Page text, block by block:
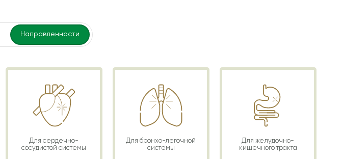
Направленности
Для сердечно-
сосудистой системы
Для бронхо-легочной
системы
Для желудочно-
кишечного тракта